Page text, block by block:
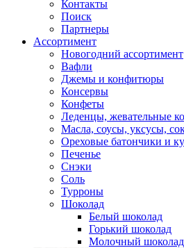
Контакты
Поиск
Партнеры
Ассортимент
Новогодний ассортимент
Вафли
Джемы и конфитюры
Консервы
Конфеты
Леденцы, жевательные
Масла, соусы, уксусы,
Ореховые батончики и
Печенье
Снэки
Соль
Турроны
Шоколад
Белый шоколад
Горький шоколад
Молочный шоколад